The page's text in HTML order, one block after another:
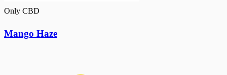
Only CBD
Mango Haze